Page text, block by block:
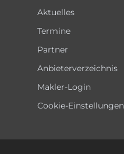
Aktuelles
Termine
Partner
Anbieterverzeichnis
Makler-Login
Cookie-